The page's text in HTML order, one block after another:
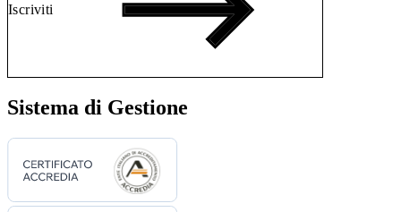
Iscriviti
Sistema di Gestione